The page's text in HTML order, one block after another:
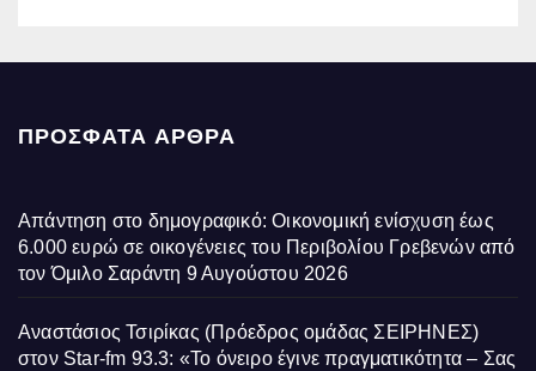
ΠΡΌΣΦΑΤΑ ΆΡΘΡΑ
Απάντηση στο δημογραφικό: Οικονομική ενίσχυση έως
6.000 ευρώ σε οικογένειες του Περιβολίου Γρεβενών από
τον Όμιλο Σαράντη 9 Αυγούστου 2026
Αναστάσιος Τσιρίκας (Πρόεδρος ομάδας ΣΕΙΡΗΝΕΣ)
στον Star-fm 93.3: «Το όνειρο έγινε πραγματικότητα – Σας